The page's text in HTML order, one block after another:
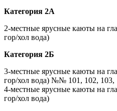
Категория 2А
2-местные ярусные каюты на
гор/хол вода)
Категория 2Б
3-местные ярусные каюты на
гор/хол вода) №№ 101, 102, 103,
4-местные ярусные каюты на
гор/хол вода)